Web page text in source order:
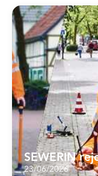
SEWERIN
23/06/2026